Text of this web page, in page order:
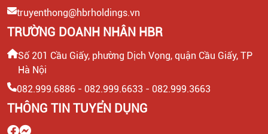
truyenthong@hbrholdings.vn
TRƯỜNG DOANH NHÂN HBR
Số 201 Cầu Giấy, phường Dịch Vọng, quận Cầu Giấy, TP
Hà Nội
082.999.6886 - 082.999.6633 - 082.999.3663
THÔNG TIN TUYỂN DỤNG